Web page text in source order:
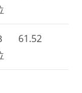
61.52